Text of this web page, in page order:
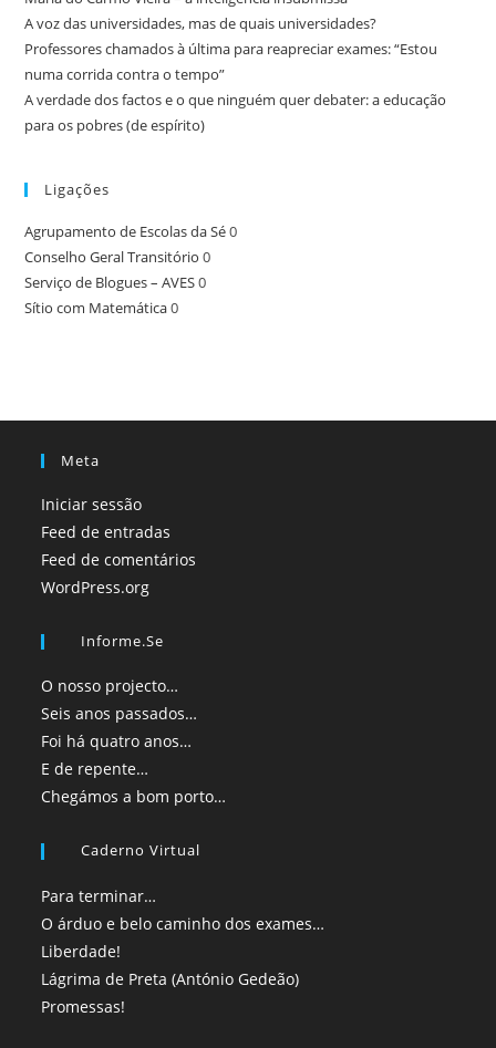
A voz das universidades, mas de quais universidades?
Professores chamados à última para reapreciar exames: “Estou
numa corrida contra o tempo”
A verdade dos factos e o que ninguém quer debater: a educação
para os pobres (de espírito)
Ligações
Agrupamento de Escolas da Sé0
Conselho Geral Transitório 0
Serviço de Blogues – AVES0
Sítio com Matemática0
Meta
Iniciar sessão
Feed de entradas
Feed de comentários
WordPress.org
Informe.se
O nosso projecto…
Seis anos passados…
Foi há quatro anos…
E de repente…
Chegámos a bom porto…
Caderno Virtual
Para terminar…
O árduo e belo caminho dos exames…
Liberdade!
Lágrima de Preta (António Gedeão)
Promessas!